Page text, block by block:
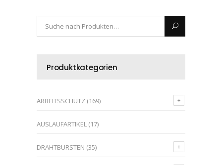
Produktkategorien
ARBEITSSCHUTZ (169)
AUSLAUFARTIKEL (17)
DRAHTBÜRSTEN (35)